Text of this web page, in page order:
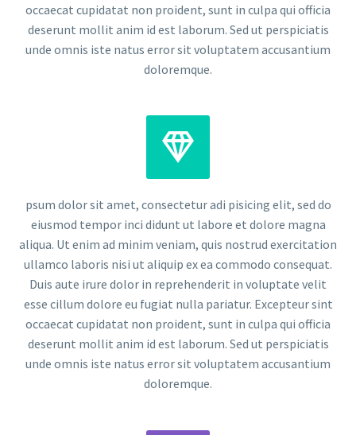
occaecat cupidatat non proident, sunt in culpa qui officia
deserunt mollit anim id est laborum. Sed ut perspiciatis
unde omnis iste natus error sit voluptatem accusantium
doloremque.


psum dolor sit amet, consectetur adi pisicing elit, sed do
eiusmod tempor inci didunt ut labore et dolore magna
aliqua. Ut enim ad minim veniam, quis nostrud exercitation
ullamco laboris nisi ut aliquip ex ea commodo consequat.
Duis aute irure dolor in reprehenderit in voluptate velit
esse cillum dolore eu fugiat nulla pariatur. Excepteur sint
occaecat cupidatat non proident, sunt in culpa qui officia
deserunt mollit anim id est laborum. Sed ut perspiciatis
unde omnis iste natus error sit voluptatem accusantium
doloremque.